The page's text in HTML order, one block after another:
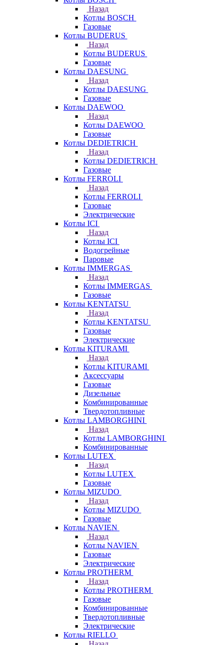
Назад
Котлы BOSCH
Газовые
Котлы BUDERUS
Назад
Котлы BUDERUS
Газовые
Котлы DAESUNG
Назад
Котлы DAESUNG
Газовые
Котлы DAEWOO
Назад
Котлы DAEWOO
Газовые
Котлы DEDIETRICH
Назад
Котлы DEDIETRICH
Газовые
Котлы FERROLI
Назад
Котлы FERROLI
Газовые
Электрические
Котлы ICI
Назад
Котлы ICI
Водогрейные
Паровые
Котлы IMMERGAS
Назад
Котлы IMMERGAS
Газовые
Котлы KENTATSU
Назад
Котлы KENTATSU
Газовые
Электрические
Котлы KITURAMI
Назад
Котлы KITURAMI
Аксессуары
Газовые
Дизельные
Комбинированные
Твердотопливные
Котлы LAMBORGHINI
Назад
Котлы LAMBORGHINI
Комбинированные
Котлы LUTEX
Назад
Котлы LUTEX
Газовые
Котлы MIZUDO
Назад
Котлы MIZUDO
Газовые
Котлы NAVIEN
Назад
Котлы NAVIEN
Газовые
Электрические
Котлы PROTHERM
Назад
Котлы PROTHERM
Газовые
Комбинированные
Твердотопливные
Электрические
Котлы RIELLO